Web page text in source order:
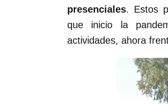
presenciales. Estos
que inicio la
actividades, ahora